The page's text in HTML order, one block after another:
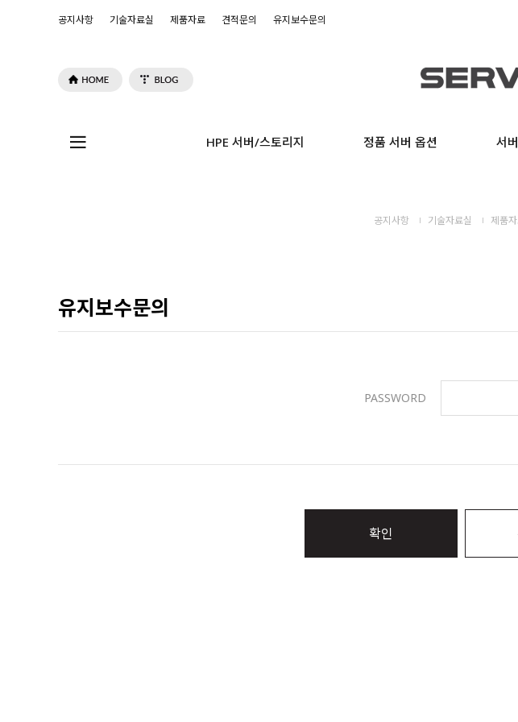
공지사항 기술자료실 제품자료 견적문의 유지보수문의
HPE 서버/스토리지 정품 서버 옵션 서
공지사항 기술자료실 제품
유지보수문의
PASSWORD
확인